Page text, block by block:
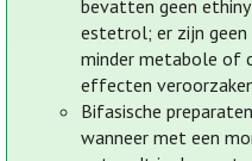
bevatten geen
estetrol; er zijn
minder metabole of
effecten
Bifasische
wanneer met een